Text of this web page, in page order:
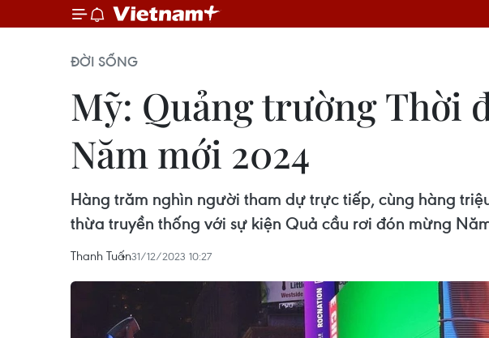
ĐỜI SỐNG
Mỹ: Quảng trường Thời
Năm mới 2024
Hàng trăm nghìn người tham dự trực tiếp, cùng hàng
thừa truyền thống với sự kiện Quả cầu rơi đón mừng
Thanh Tuấn31/12/2023 10:27